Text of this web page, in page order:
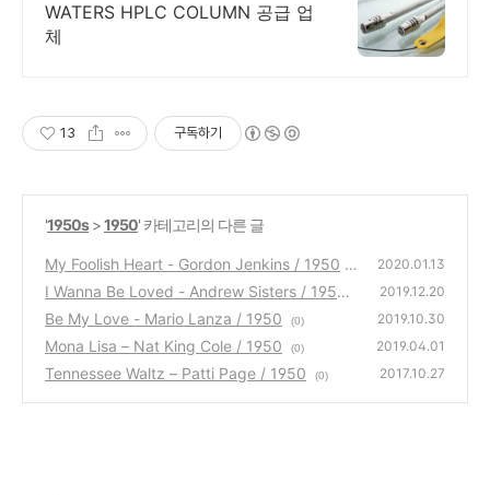
WATERS HPLC COLUMN 공급 업
체
13 구독하기
'1950s>1950' 카테고리의 다른 글
My Foolish Heart - Gordon Jenkins / 1950
(0)
2020.01.13
I Wanna Be Loved - Andrew Sisters / 1950
(0)
2019.12.20
Be My Love - Mario Lanza / 1950 (0) 2019.10.30
Mona Lisa – Nat King Cole / 1950 (0) 2019.04.01
Tennessee Waltz – Patti Page / 1950 (0) 2017.10.27